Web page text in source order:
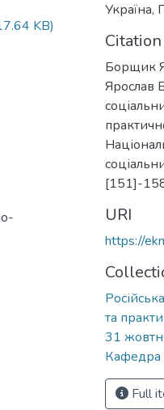
KB)
Україна,
Citation
Борщик
Ярослав
[151]-
URI
https://
та
31
Кафедра
Full